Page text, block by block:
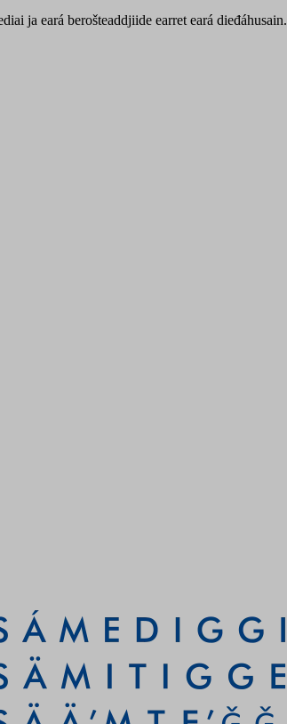
ja eará berošteaddjiide earret eará dieđáhusain.